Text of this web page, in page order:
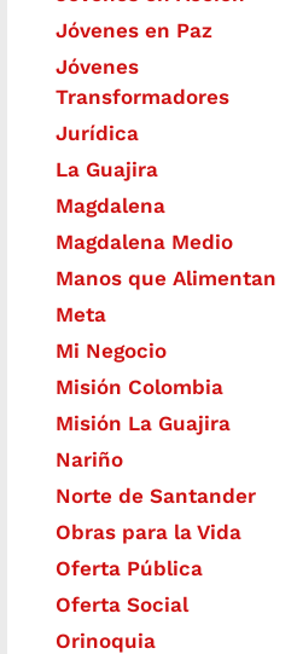
Jóvenes en Paz
Jóvenes
Transformadores
Jurídica
La Guajira
Magdalena
Magdalena Medio
Manos que Alimentan
Meta
Mi Negocio
Misión Colombia
Misión La Guajira
Nariño
Norte de Santander
Obras para la Vida
Oferta Pública
Oferta Social​​
Orinoquia